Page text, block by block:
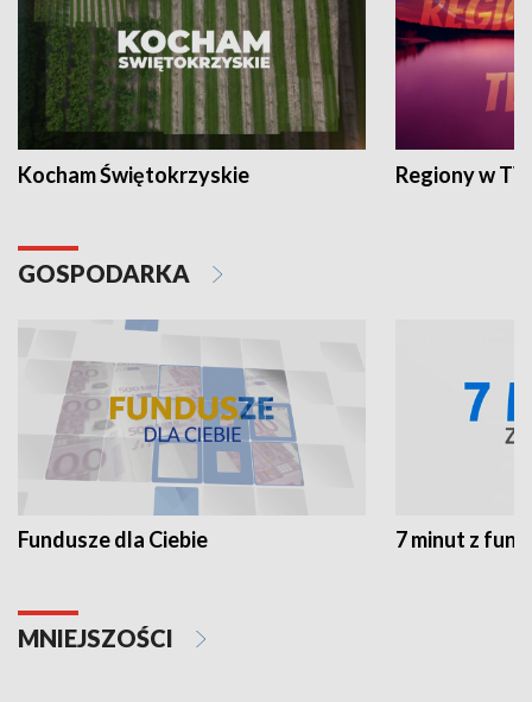
Kocham Świętokrzyskie Regiony w
GOSPODARKA
Fundusze dla Ciebie 7 minut z
MNIEJSZOŚCI